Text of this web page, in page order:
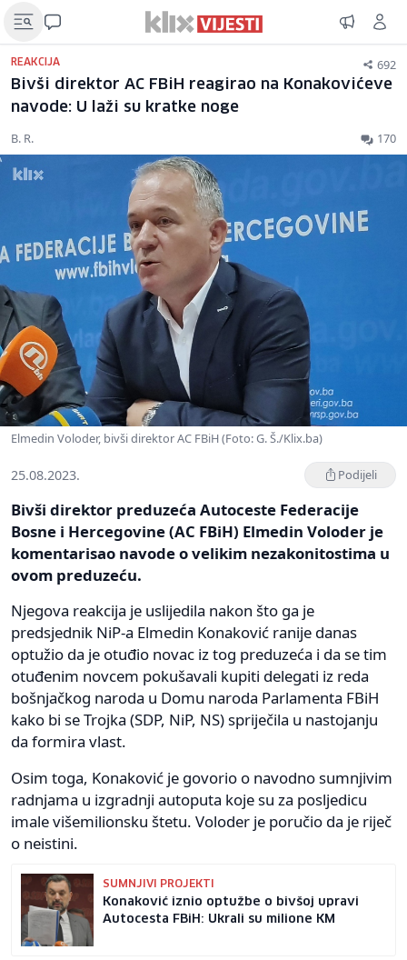
REAKCIJA 692
Bivši direktor AC FBiH reagirao na Konakovićeve
navode: U laži su kratke noge
B. R. 170
Elmedin Voloder, bivši direktor AC FBiH (Foto: G. Š./Klix.ba)
25.08.2023. Podijeli
Bivši direktor preduzeća Autoceste Federacije
Bosne i Hercegovine (AC FBiH) Elmedin Voloder je
komentarisao navode o velikim nezakonitostima u
ovom preduzeću.
Njegova reakcija je uslijedila nakon što ga je
predsjednik NiP-a Elmedin Konaković ranije danas
optužio da je otuđio novac iz tog preduzeća i da se tim
otuđenim novcem pokušavali kupiti delegati iz reda
bošnjačkog naroda u Domu naroda Parlamenta FBiH
kako bi se Trojka (SDP, NiP, NS) spriječila u nastojanju
da formira vlast.
Osim toga, Konaković je govorio o navodno sumnjivim
radnjama u izgradnji autoputa koje su za posljedicu
imale višemilionsku štetu. Voloder je poručio da je riječ
o neistini.
SUMNJIVI PROJEKTI
Konaković iznio optužbe o bivšoj upravi
Autocesta FBiH: Ukrali su milione KM